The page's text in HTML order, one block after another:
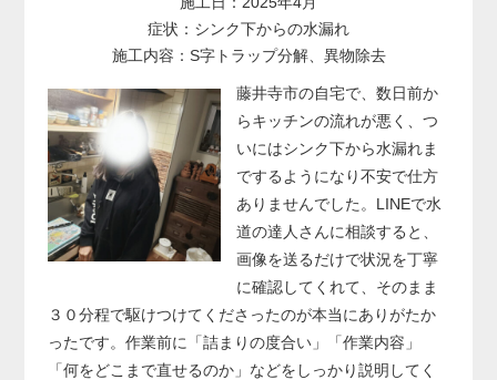
症状：シンク下からの水漏れ
施工内容：S字トラップ分解、異物除去
藤井寺市の自宅で、数日前か
らキッチンの流れが悪く、つ
いにはシンク下から水漏れま
でするようになり不安で仕方
ありませんでした。LINEで水
道の達人さんに相談すると、
画像を送るだけで状況を丁寧
に確認してくれて、そのまま
３０分程で駆けつけてくださったのが本当にありがたか
ったです。作業前に「詰まりの度合い」「作業内容」
「何をどこまで直せるのか」などをしっかり説明してく